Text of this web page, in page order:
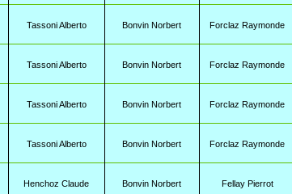
Tassoni Alberto Bonvin Norbert Forclaz Raymonde
Tassoni Alberto Bonvin Norbert Forclaz Raymonde
Tassoni Alberto Bonvin Norbert Forclaz Raymonde
Tassoni Alberto Bonvin Norbert Forclaz Raymonde
Henchoz Claude Bonvin Norbert Fellay Pierrot